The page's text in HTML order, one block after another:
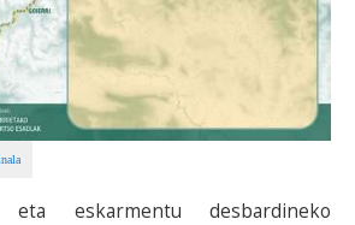
eta eskarmentu desbardineko